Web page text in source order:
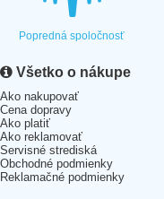
Popredná spoločnosť
Všetko o nákupe
Ako nakupovať
Cena dopravy
Ako platiť
Ako reklamovať
Servisné strediská
Obchodné podmienky
Reklamačné podmienky